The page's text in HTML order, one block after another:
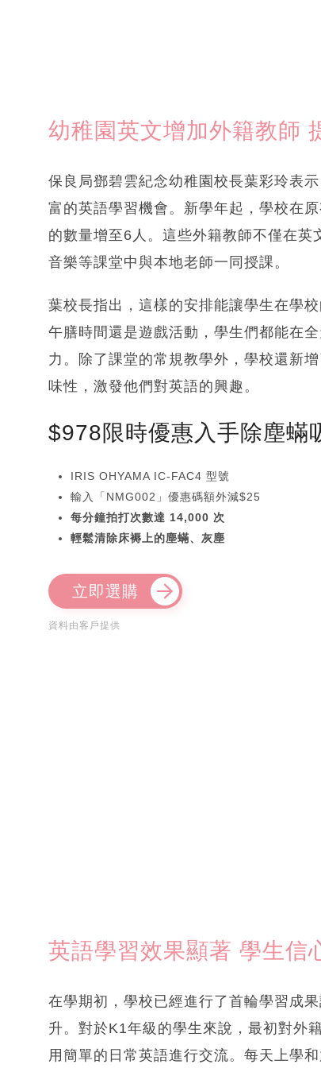
幼稚園英文增加外籍教師
保良局鄧碧雲紀念幼稚園校長葉彩玲表
富的英語學習機會。新學年起，學校在
的數量增至6人。這些外籍教師不僅在英
音樂等課堂中與本地老師一同授課。
葉校長指出，這樣的安排能讓學生在學
午膳時間還是遊戲活動，學生們都能在
力。除了課堂的常規教學外，學校還新
味性，激發他們對英語的興趣。
$978限時優惠入手除塵蟎
IRIS OHYAMA IC-FAC4 型號
輸入「NMG002」優惠碼額外減$25
每分鐘拍打次數達 14,000 次
輕鬆清除床褥上的塵蟎、灰塵
立即選購
資料由客戶提供
英語學習效果顯著 學生信
在學期初，學校已經進行了首輪學習成
升。對於K1年級的學生來說，最初對外
用簡單的日常英語進行交流。每天上學